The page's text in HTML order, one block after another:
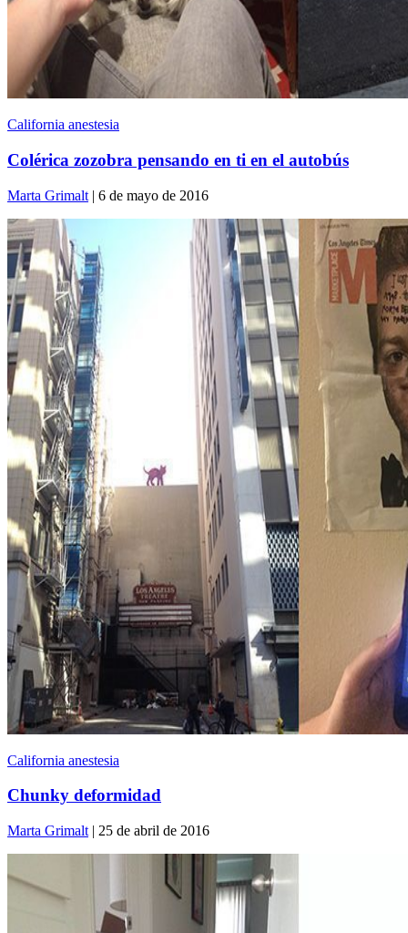
California anestesia
Colérica zozobra pensando en ti en el autobús
Marta Grimalt | 6 de mayo de 2016
California anestesia
Chunky deformidad
Marta Grimalt | 25 de abril de 2016